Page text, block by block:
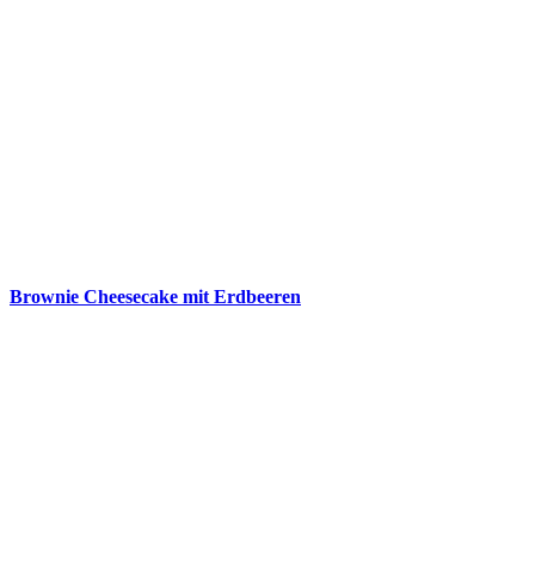
Brownie Cheesecake mit Erdbeeren